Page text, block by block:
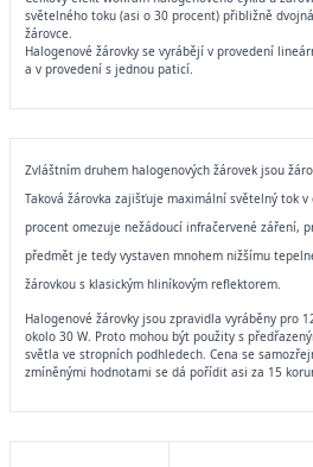
světelného toku (asi o 30 procent) přibližně
žárovce.
Halogenové žárovky se vyrábějí v provedení
a v provedení s jednou paticí.
Zvláštním druhem halogenových žárovek jsou
Taková žárovka zajišťuje maximální světelný tok
procent omezuje nežádoucí infračervené záření,
předmět je tedy vystaven mnohem nižšímu
žárovkou s klasickým hliníkovým reflektorem.
Halogenové žárovky jsou zpravidla vyráběny pro
okolo 30 W. Proto mohou být použity s
světla ve stropních podhledech. Cena se
zmíněnými hodnotami se dá pořídit asi za 15